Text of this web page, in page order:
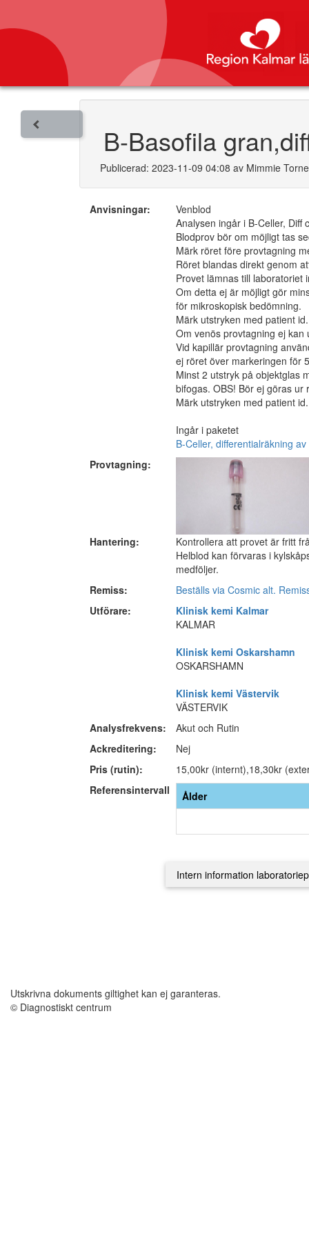
B-Basofila
Publicerad: 2023-11-09 04:08 av Mimmie
Anvisningar:
Venblod
Analysen ingår i B-Celler, Diff
Blodprov bör om möjligt tas
Märk röret före provtagning
Röret blandas direkt genom
Provet lämnas till laboratoriet
Om detta ej är möjligt gör
för mikroskopisk bedömning.
Märk utstryken med patient
Om venös provtagning ej
Vid kapillär provtagning
ej röret över markeringen för
Minst 2 utstryk på objektglas
bifogas. OBS! Bör ej göras ur
Märk utstryken med patient
Ingår i paketet
B-Celler, differentialräkning
Provtagning:
Hantering:
Kontrollera att provet är fritt
Helblod kan förvaras i
medföljer.
Remiss:
Beställs via Cosmic alt.
Utförare:
Klinisk kemi Kalmar
KALMAR
Klinisk kemi Oskarshamn
OSKARSHAMN
Klinisk kemi Västervik
VÄSTERVIK
Analysfrekvens:
Akut och Rutin
Ackreditering:
Nej
Pris (rutin):
15,00kr (internt),18,30kr
Referensintervall
Ålder
Utskrivna dokuments giltighet kan ej garanteras.
© Diagnostiskt centrum